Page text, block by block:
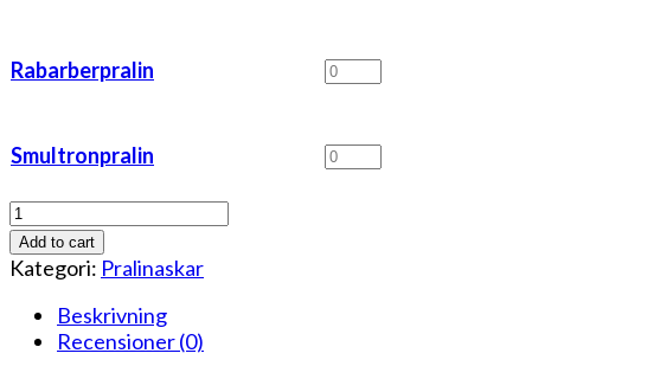
Rabarberpralin
Rabarberpralin
Smultronpralin
Smultronpralin
6
bitars
ask
själv
mängd
Add to cart
Kategori: Pralinaskar
Beskrivning
Recensioner (0)